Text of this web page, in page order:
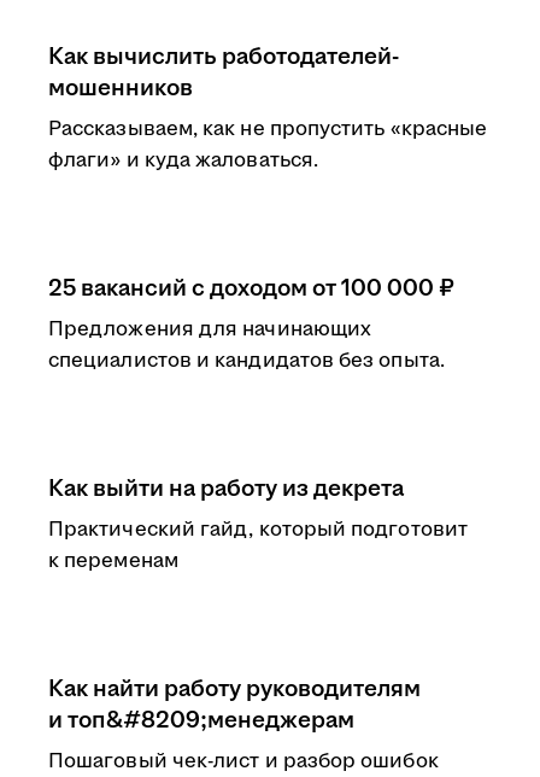
Как вычислить работодателей-
мошенников
Рассказываем, как не пропустить «красные
флаги» и куда жаловаться.
25 вакансий с доходом от 100 000 ₽
Предложения для начинающих
специалистов и кандидатов без опыта.
Как выйти на работу из декрета
Практический гайд, который подготовит
к переменам
Как найти работу руководителям
и топ&#8209;менеджерам
Пошаговый чек-лист и разбор ошибок